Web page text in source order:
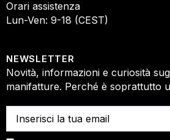
Orari assistenza
Lun-Ven: 9-18 (CEST)
NEWSLETTER
Novità, informazioni e curiosità
manifatture. Perché è soprattutto